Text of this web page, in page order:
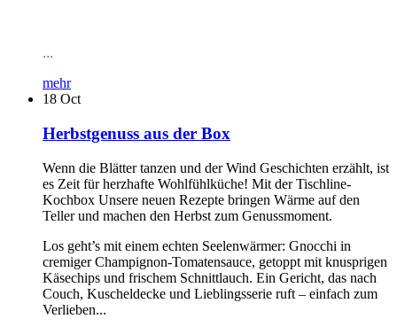
...
mehr
18 Oct
Herbstgenuss aus der Box
Wenn die Blätter tanzen und der Wind Geschichten erzählt, ist
es Zeit für herzhafte Wohlfühlküche! Mit der Tischline-
Kochbox Unsere neuen Rezepte bringen Wärme auf den
Teller und machen den Herbst zum Genussmoment.
Los geht’s mit einem echten Seelenwärmer: Gnocchi in
cremiger Champignon-Tomatensauce, getoppt mit knusprigen
Käsechips und frischem Schnittlauch. Ein Gericht, das nach
Couch, Kuscheldecke und Lieblingsserie ruft – einfach zum
Verlieben...